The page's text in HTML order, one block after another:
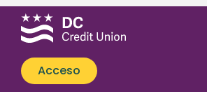
Saltar
Saltar
sesión
¿Qué
podemos
ayudarle
a
Acceso